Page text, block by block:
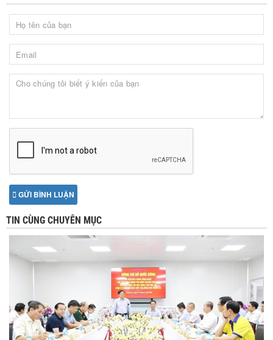
GỬI BÌNH LUẬN
TIN CÙNG CHUYÊN MỤC